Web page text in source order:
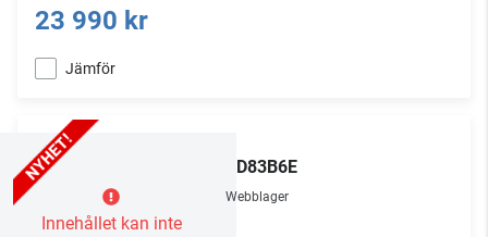
23 990 kr
Jämför
Innehållet kan inte
OLED83B6E
Webblager